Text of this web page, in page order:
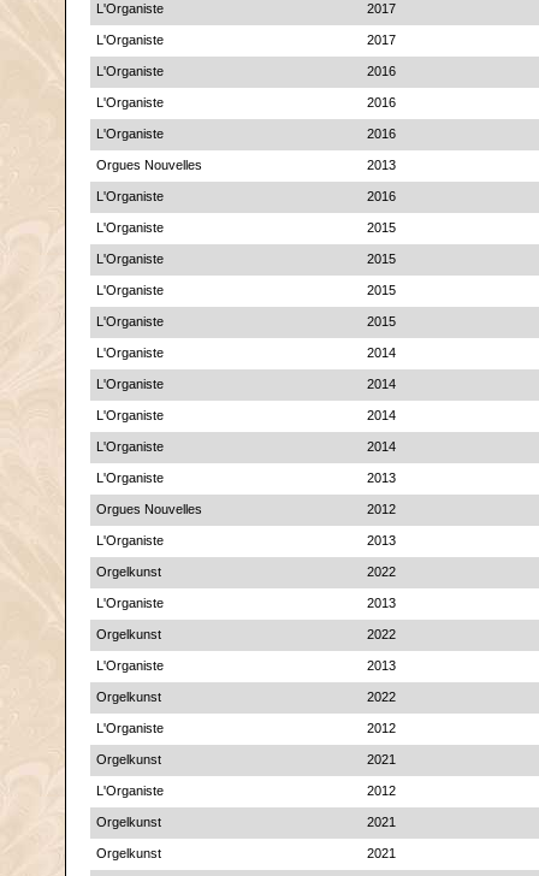
L'Organiste 2017
L'Organiste 2017
L'Organiste 2016
L'Organiste 2016
L'Organiste 2016
Orgues Nouvelles 2013
L'Organiste 2016
L'Organiste 2015
L'Organiste 2015
L'Organiste 2015
L'Organiste 2015
L'Organiste 2014
L'Organiste 2014
L'Organiste 2014
L'Organiste 2014
L'Organiste 2013
Orgues Nouvelles 2012
L'Organiste 2013
Orgelkunst 2022
L'Organiste 2013
Orgelkunst 2022
L'Organiste 2013
Orgelkunst 2022
L'Organiste 2012
Orgelkunst 2021
L'Organiste 2012
Orgelkunst 2021
Orgelkunst 2021